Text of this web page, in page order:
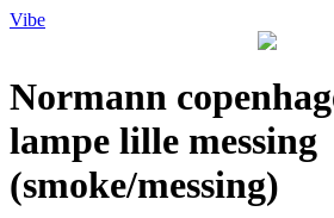
Vibe
Normann
lampe lille messing
(smoke/messing)